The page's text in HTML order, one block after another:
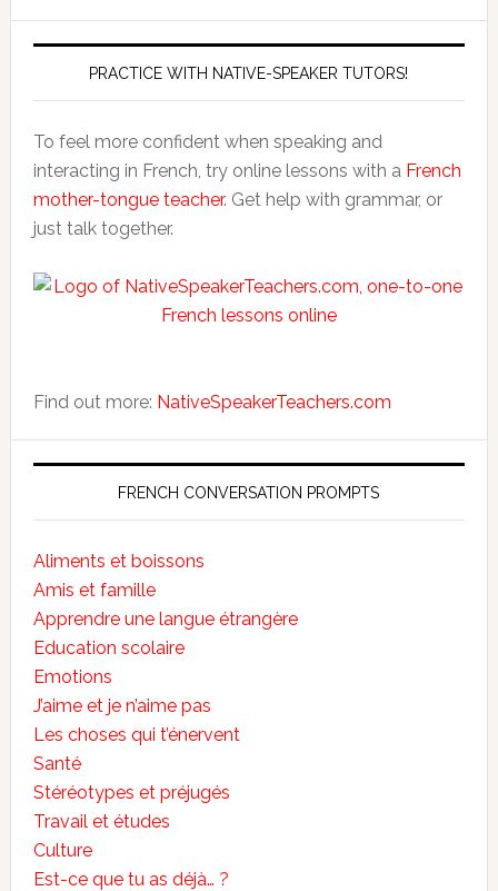
PRACTICE WITH NATIVE-SPEAKER TUTORS!
To feel more confident when speaking and
interacting in French, try online lessons with a French
mother-tongue teacher. Get help with grammar, or
just talk together.
Find out more: NativeSpeakerTeachers.com
FRENCH CONVERSATION PROMPTS
Aliments et boissons
Amis et famille
Apprendre une langue étrangère
Education scolaire
Emotions
J’aime et je n’aime pas
Les choses qui t’énervent
Santé
Stéréotypes et préjugés
Travail et études
Culture
Est-ce que tu as déjà… ?